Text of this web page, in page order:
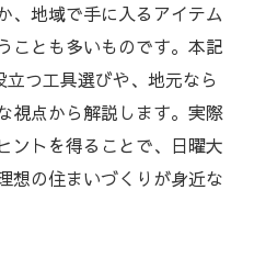
、地域で手に入るアイテム
ことも多いものです。本記
つ工具選びや、地元なら
視点から解説します。実際
ントを得ることで、日曜大
想の住まいづくりが身近な